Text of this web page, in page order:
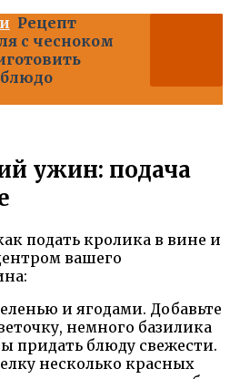
Рецепт
с чесноком
блюдо
ужин: подача
подать кролика в вине и
вашего
и ягодами. Добавьте
немного базилика
придать блюду свежести.
несколько красных